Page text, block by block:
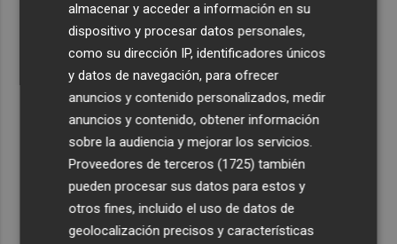
Una batea clochinera se hunde y otra sufre daños en un
incidente con un buque en el puerto de Valencia
Recibe toda la actualidad de
Plaza Podcast en tu correo
Quiero suscribirme
almacenar y acceder a información en su
dispositivo y procesar datos personales,
como su dirección IP, identificadores únicos
y datos de navegación, para ofrecer
anuncios y contenido personalizados, medir
anuncios y contenido, obtener información
sobre la audiencia y mejorar los servicios.
Proveedores de terceros (1725) también
pueden procesar sus datos para estos y
otros fines, incluido el uso de datos de
geolocalización precisos y características